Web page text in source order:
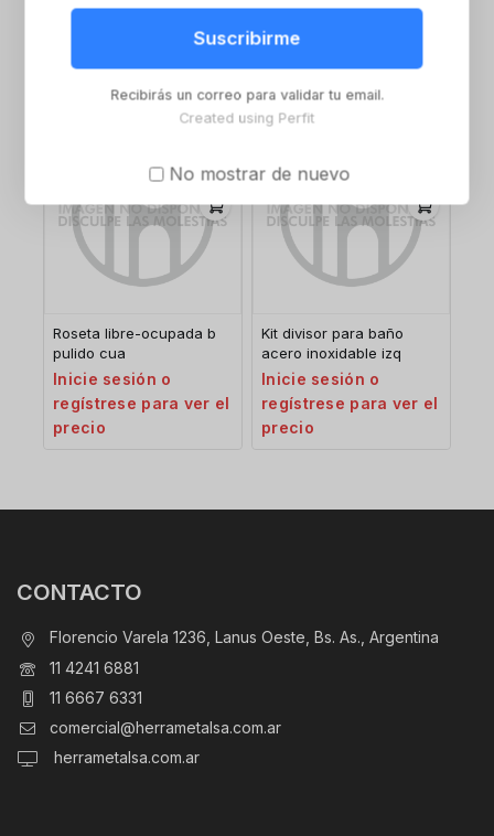
acero inoxidable der
regístrese para ver el
precio
Roseta libre-ocupada b
pulido cua
Inicie sesión o
regístrese para ver el
precio
Kit divisor para baño
acero inoxidable izq
Inicie sesión o
regístrese para ver el
precio
CONTACTO
Florencio Varela 1236, Lanus Oeste, Bs. As., Argentina
11 4241 6881
11 6667 6331
comercial@herrametalsa.com.ar
herrametalsa.com.ar
Suscribirme
Recibirás un correo para validar tu email.
Created using Perfit
No mostrar de nuevo